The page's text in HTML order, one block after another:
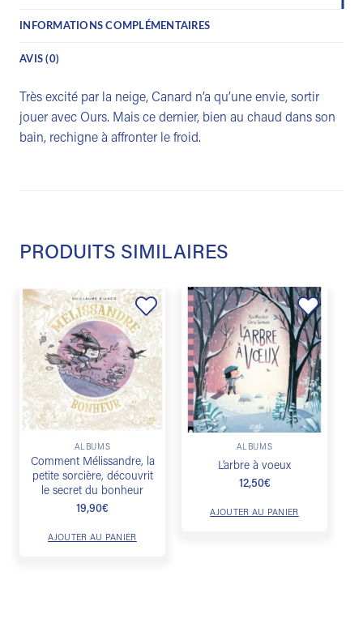
INFORMATIONS COMPLÉMENTAIRES
AVIS (0)
Très excité par la neige, Canard n’a qu’une envie, sortir
jouer avec Ours. Mais ce dernier, bien au chaud dans son
bain, rechigne à affronter le froid.
PRODUITS SIMILAIRES
Ajouter
à la
liste de
souhaits
ALBUMS
Comment Mélissandre, la
petite sorcière, découvrit
le secret du bonheur
19,90€
AJOUTER AU PANIER
Ajouter
à la
liste de
souhaits
ALBUMS
L’arbre à voeux
12,50€
AJOUTER AU PANIER